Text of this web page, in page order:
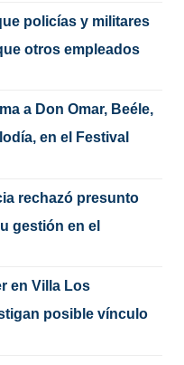
policías y militares
otros empleados
a Don Omar, Beéle,
en el Festival
rechazó presunto
gestión en el
en Villa Los
posible vínculo